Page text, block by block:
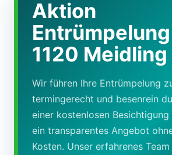
Aktion
1120 Meidling
Wir führen Ihre Entrümpelung
termingerecht und besenrein
einer kostenlosen Besichtigung
ein transparentes Angebot
Kosten. Unser erfahrenes